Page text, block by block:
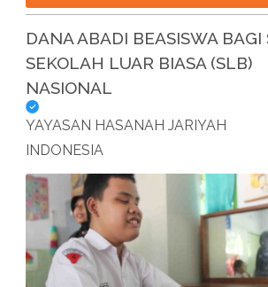
DANA ABADI BEASISWA BAGI
SEKOLAH LUAR BIASA (SLB)
NASIONAL
YAYASAN HASANAH JARIYAH
INDONESIA